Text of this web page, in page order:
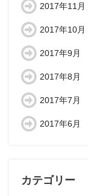
2017年11月
2017年10月
2017年9月
2017年8月
2017年7月
2017年6月
カテゴリー